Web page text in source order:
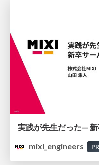
mixi_engineers